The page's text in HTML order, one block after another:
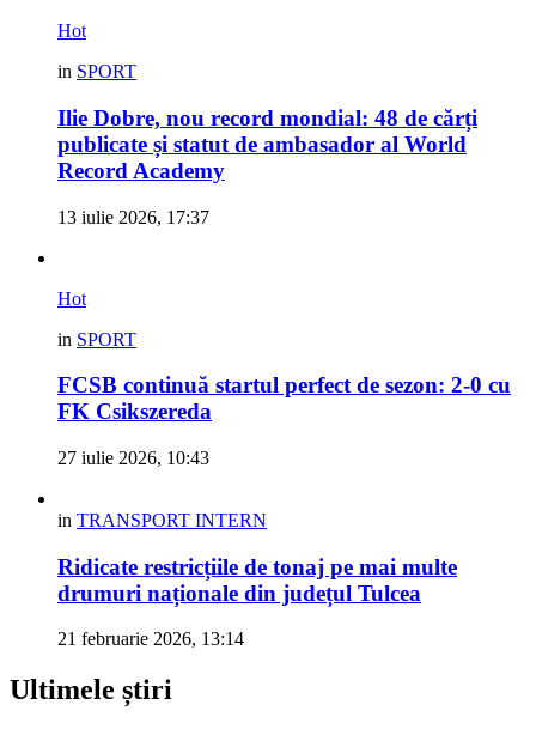
Hot
in SPORT
Ilie Dobre, nou record mondial: 48 de cărți
publicate și statut de ambasador al World
Record Academy
13 iulie 2026, 17:37
Hot
in SPORT
FCSB continuă startul perfect de sezon: 2-0 cu
FK Csikszereda
27 iulie 2026, 10:43
in TRANSPORT INTERN
Ridicate restricțiile de tonaj pe mai multe
drumuri naționale din județul Tulcea
21 februarie 2026, 13:14
Ultimele știri